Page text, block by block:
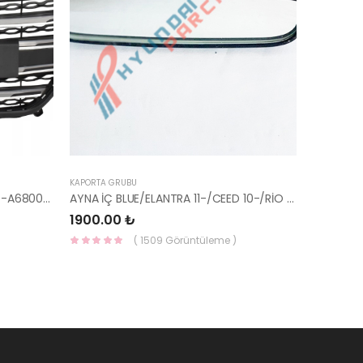
PANJUR İ30 2015- KOMPLE 86350-A6800-YS
KAPORTA GRUBU
AYNA İÇ BLUE/ELANTRA 11-/CEED 10-/RİO 12-/SPORTAGE 11- 85101-3X100-HMC
1900.00 ₺
( 1509 Görüntüleme )